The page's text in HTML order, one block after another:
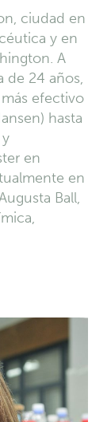
ciudad en
y en
A
de 24 años,
efectivo
hasta
en
en
Ball,